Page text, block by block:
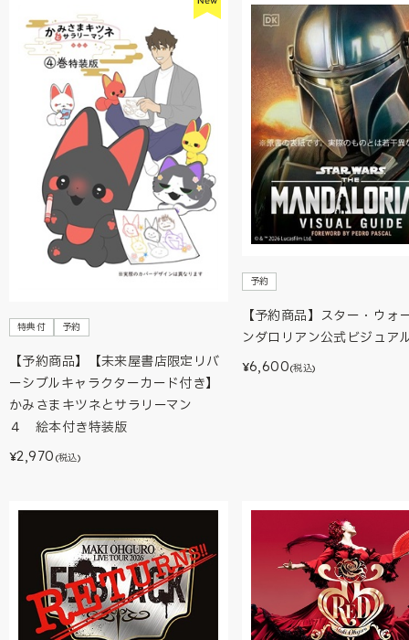
特典付 予約
【予約商品】【未来屋書店限定リバ
ーシブルキャラクターカード付き】
かみさまキツネとサラリーマン
４ 絵本付き特装版
¥2,970 (税込)
予約
【予約商品】スター・ウォ
ンダロリアン公式ビジュア
¥6,600(税込)